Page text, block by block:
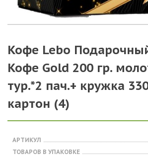
Кофе Lebo
Кофе Gold 200 гр.
тур.*2 пач.+ кружка
картон (4)
АРТИКУЛ
ТОВАРОВ В УПАКОВКЕ